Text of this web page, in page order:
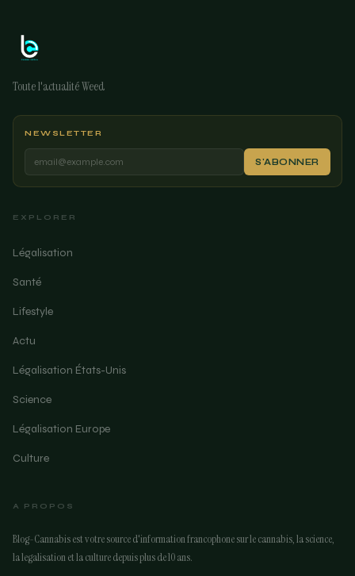
Toute l'actualité Weed
NEWSLETTER
S'ABONNER
EXPLORER
Légalisation
Santé
Lifestyle
Actu
Légalisation États-Unis
Science
Légalisation Europe
Culture
A PROPOS
Blog-Cannabis est votre source d'information francophone sur le cannabis, la science,
la legalisation et la culture depuis plus de 10 ans.